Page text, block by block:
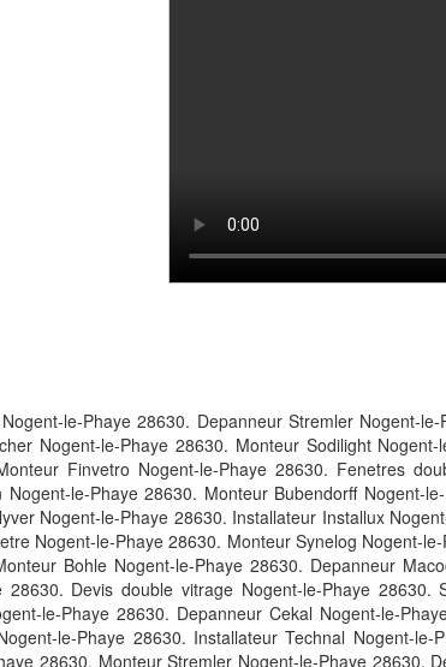
le-Phaye 28630. Depanneur Stremler Nogent-
Nogent-le-Phaye 28630. Monteur Sodilight
Finvetro Nogent-le-Phaye 28630. Fenetres
Nogent-le-Phaye 28630. Monteur Bubendorff Nogent-
Nogent-le-Phaye 28630. Installateur Installux
Nogent-le-Phaye 28630. Monteur Synelog Nogent-
Bohle Nogent-le-Phaye 28630. Depanneur
28630. Devis double vitrage Nogent-le-Phaye
le-Phaye 28630. Depanneur Cekal Nogent-le-
le-Phaye 28630. Installateur Technal Nogent-
28630. Monteur Stremler Nogent-le-Phaye 28630.